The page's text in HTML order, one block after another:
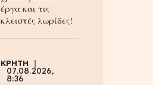
έργα και τις
κλειστές λωρίδες!
ΚΡΗΤΗ
07.08.2026,
8:36